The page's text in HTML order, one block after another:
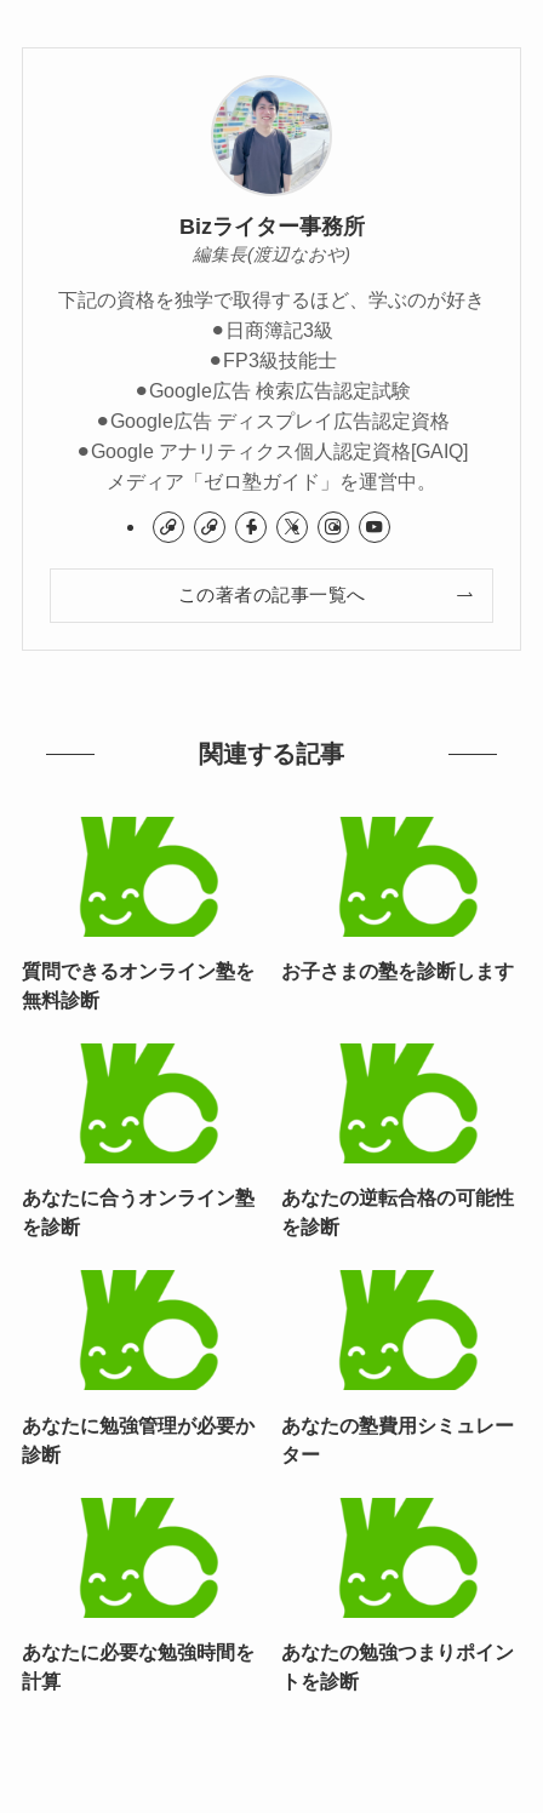
Bizライター事務所
編集長(渡辺なおや)
下記の資格を独学で取得するほど、学ぶのが好き
⚫︎日商簿記3級
⚫︎FP3級技能士
⚫︎Google広告 検索広告認定試験
⚫︎Google広告 ディスプレイ広告認定資格
⚫︎Google アナリティクス個人認定資格[GAIQ]
メディア「ゼロ塾ガイド」を運営中。
この著者の記事一覧へ
関連する記事
質問できるオンライン塾を
無料診断
お子さまの塾を診断します
あなたに合うオンライン塾
を診断
あなたの逆転合格の可能性
を診断
あなたに勉強管理が必要か
診断
あなたの塾費用シミュレー
ター
あなたに必要な勉強時間を
計算
あなたの勉強つまりポイン
トを診断